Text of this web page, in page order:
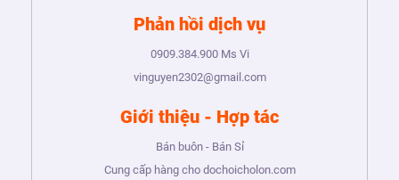
Phản hồi dịch vụ
0909.384.900Ms Vi
vinguyen2302@gmail.com
Giới thiệu - Hợp tác
Bán buôn - Bán Sỉ
Cung cấp hàng cho dochoicholon.com